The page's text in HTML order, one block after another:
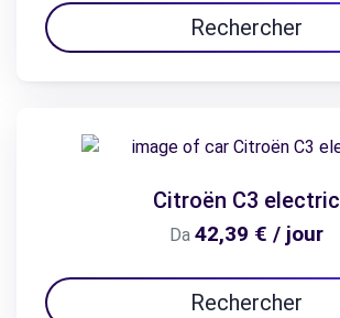
Rechercher
Citroën C3 electric
Da 42,39 € / jour
Rechercher